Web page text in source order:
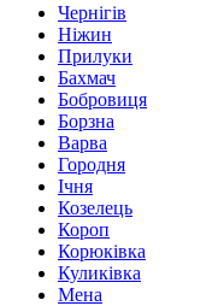
Чернігів
Ніжин
Прилуки
Бахмач
Бобровиця
Борзна
Варва
Городня
Ічня
Козелець
Короп
Корюківка
Куликівка
Мена